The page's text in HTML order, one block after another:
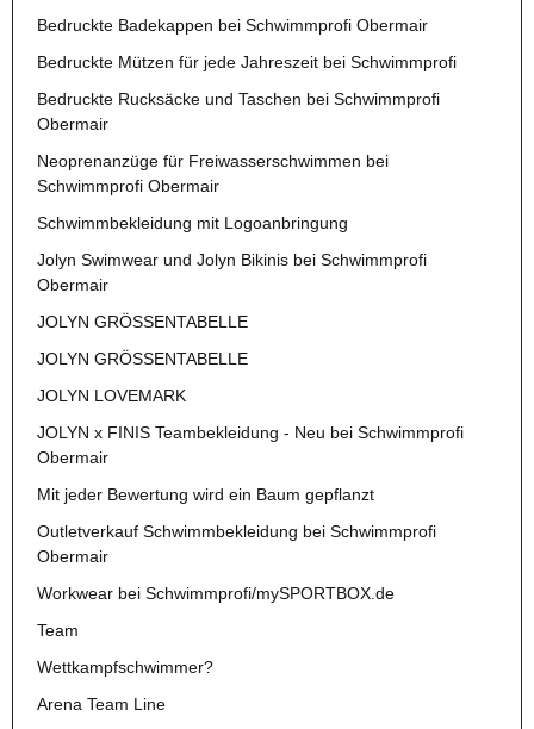
Bedruckte Badekappen bei Schwimmprofi Obermair
Bedruckte Mützen für jede Jahreszeit bei Schwimmprofi
Bedruckte Rucksäcke und Taschen bei Schwimmprofi
Obermair
Neoprenanzüge für Freiwasserschwimmen bei
Schwimmprofi Obermair
Schwimmbekleidung mit Logoanbringung
Jolyn Swimwear und Jolyn Bikinis bei Schwimmprofi
Obermair
JOLYN GRÖSSENTABELLE
JOLYN GRÖSSENTABELLE
JOLYN LOVEMARK
JOLYN x FINIS Teambekleidung - Neu bei Schwimmprofi
Obermair
Mit jeder Bewertung wird ein Baum gepflanzt
Outletverkauf Schwimmbekleidung bei Schwimmprofi
Obermair
Workwear bei Schwimmprofi/mySPORTBOX.de
Team
Wettkampfschwimmer?
Arena Team Line